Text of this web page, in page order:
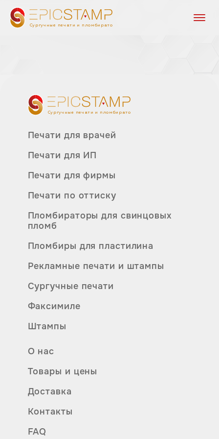
Сургучные печати и пломбираторы
Сургучные печати и пломбираторы
Печати для врачей
Печати для ИП
Печати для фирмы
Печати по оттиску
Пломбираторы для свинцовых
пломб
Пломбиры для пластилина
Рекламные печати и штампы
Сургучные печати
Факсимиле
Штампы
О нас
Товары и цены
Доставка
Контакты
FAQ